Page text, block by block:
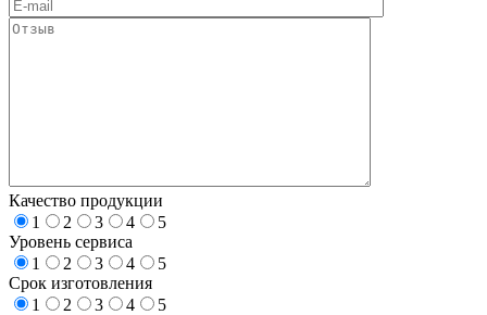
Качество продукции
1
2 3 4
5
Уровень сервиса
1
2 3 4
5
Срок изготовления
1
2 3 4
5